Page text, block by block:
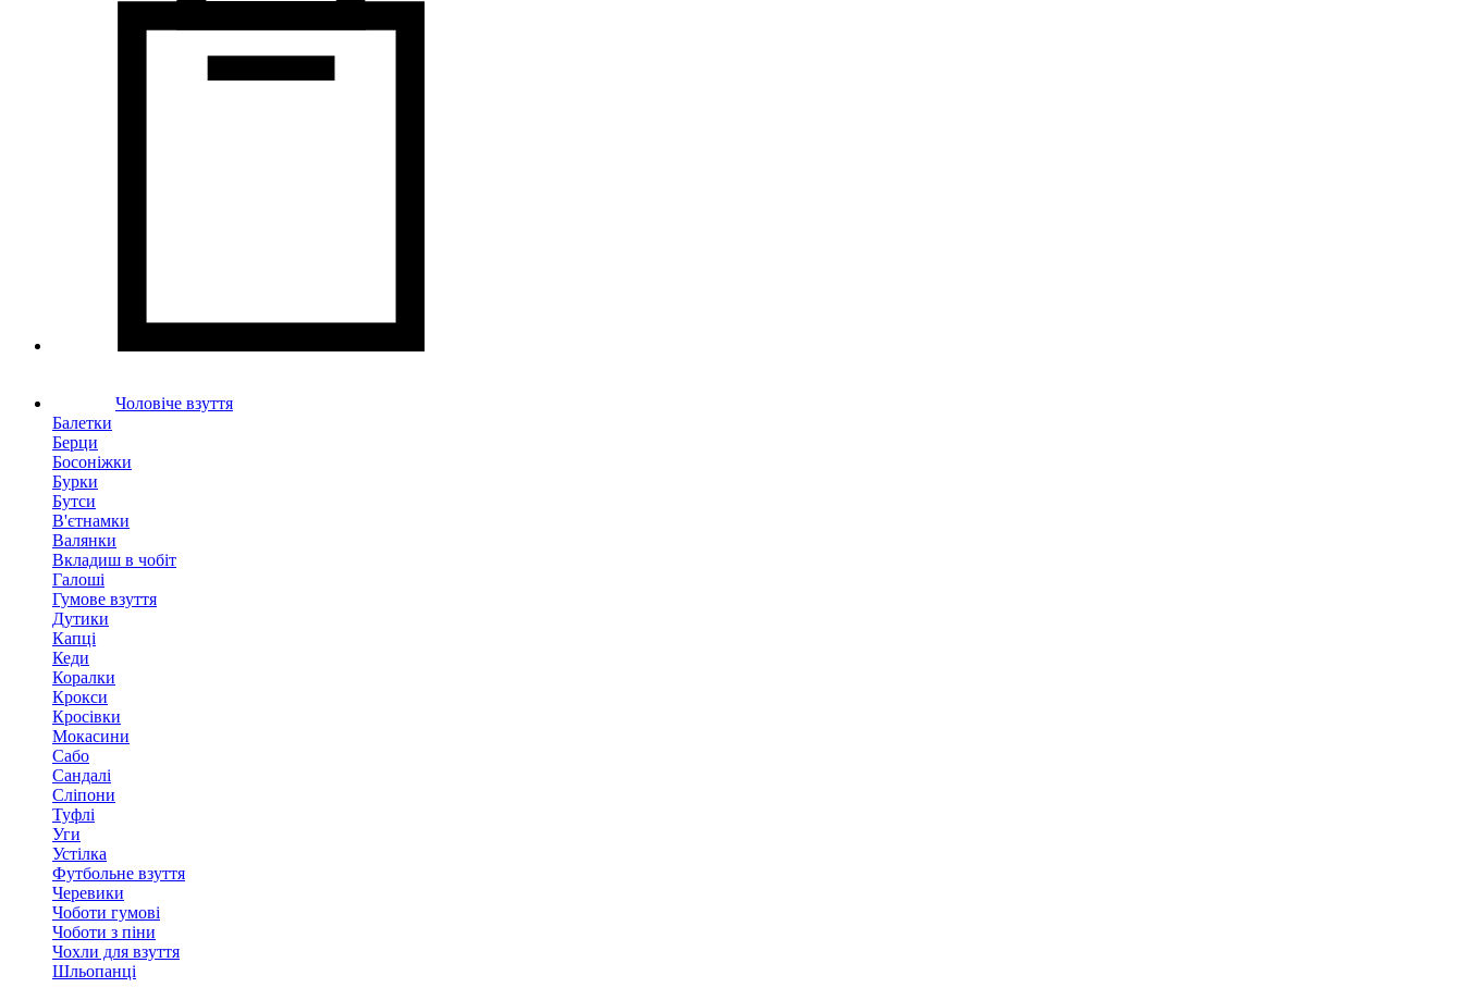
Чоловіче взуття
Балетки
Берци
Босоніжки
Бурки
Бутси
В'єтнамки
Валянки
Вкладиш в чобіт
Галоші
Гумове взуття
Дутики
Капці
Кеди
Коралки
Крокси
Кросівки
Мокасини
Сабо
Сандалі
Сліпони
Туфлі
Уги
Устілка
Футбольне взуття
Черевики
Чоботи гумові
Чоботи з піни
Чохли для взуття
Шльопанці